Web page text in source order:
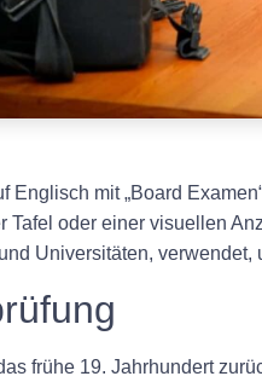
Englisch mit „Board
Tafel oder einer visuellen
Universitäten,
frühe 19. Jahrhundert